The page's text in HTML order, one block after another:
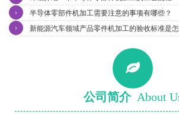
半导体零部件机加工需要注意的事项有哪些？
›
新能源汽车领域产品零件机加工的验收标准是
›
公司简介 About